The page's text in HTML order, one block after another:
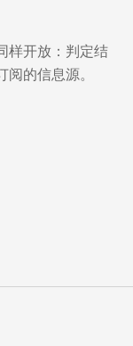
样开放：判定结
的信息源。